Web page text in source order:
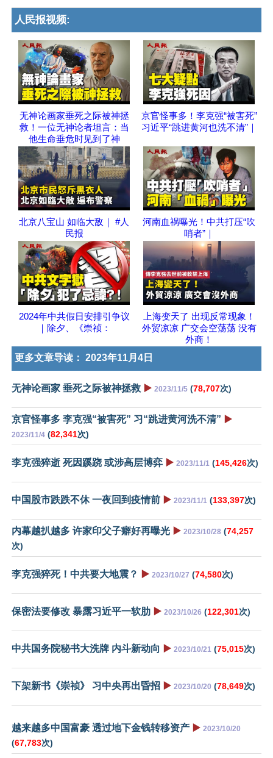
人民报视频:
无神论画家垂死之际被神拯
救！一位无神论者坦言：当
他生命垂危时见到了神
京官怪事多！李克强“被害死”
习近平“跳进黄河也洗不清”｜
北京八宝山 如临大敌｜ #人
民报
河南血祸曝光！中共打压“吹
哨者”｜
2024年中共假日安排引争议
｜除夕、《崇祯：
上海变天了 出现反常现象！
外贸凉凉 广交会空荡荡 没有
外商！
更多文章导读： 2023年11月4日
无神论画家 垂死之际被神拯救 ▶️ 2023/11/5 (78,707次)
京官怪事多 李克强“被害死” 习“跳进黄河洗不清” ▶️
2023/11/4 (82,341次)
李克强猝逝 死因蹊跷 或涉高层博弈 ▶️ 2023/11/1 (145,426次)
中国股市跌跌不休 一夜回到疫情前 ▶️ 2023/11/1 (133,397次)
内幕越扒越多 许家印父子癖好再曝光 ▶️ 2023/10/28 (74,257
次)
李克强猝死！中共要大地震？ ▶️ 2023/10/27 (74,580次)
保密法要修改 暴露习近平一软肋 ▶️ 2023/10/26 (122,301次)
中共国务院秘书大洗牌 内斗新动向 ▶️ 2023/10/21 (75,015次)
下架新书《崇祯》 习中央再出昏招 ▶️ 2023/10/20 (78,649次)
越来越多中国富豪 透过地下金钱转移资产 ▶️ 2023/10/20
(67,783次)